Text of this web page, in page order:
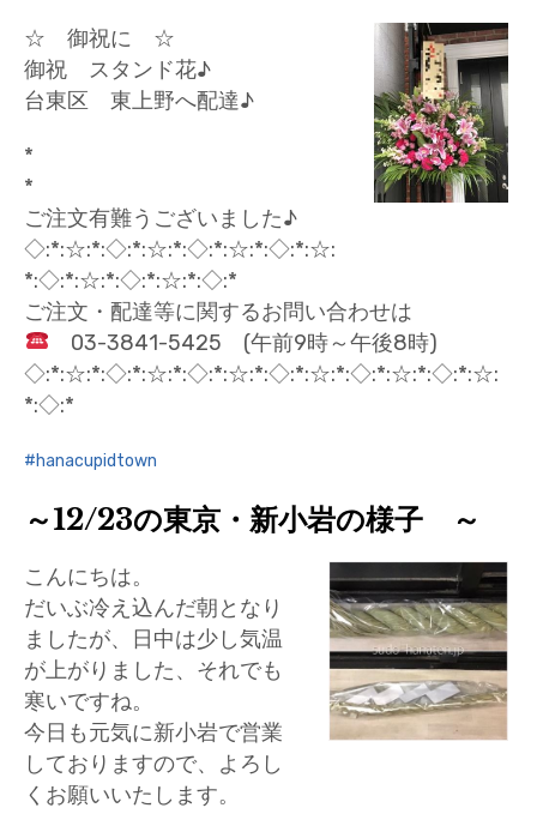
☆ 御祝に ☆
御祝 スタンド花♪
台東区 東上野へ配達♪
*
*
ご注文有難うございました♪
◇:*:☆:*:◇:*:☆:*:◇:*:☆:*:◇:*:☆:
*:◇:*:☆:*:◇:*:☆:*:◇:*
ご注文・配達等に関するお問い合わせは
03-3841-5425 (午前9時～午後8時)
◇:*:☆:*:◇:*:☆:*:◇:*:☆:*:◇:*:☆:*:◇:*:☆:*:◇:*:☆:
*:◇:*
hanacupidtown
～12/23の東京・新小岩の様子 ～
こんにちは。
だいぶ冷え込んだ朝となり
ましたが、日中は少し気温
が上がりました、それでも
寒いですね。
今日も元気に新小岩で営業
しておりますので、よろし
くお願いいたします。